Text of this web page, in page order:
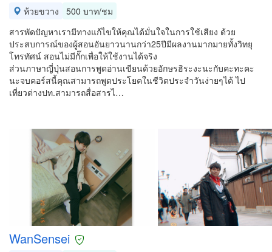
ห้วยขวาง
500 บาท/ชม
สารพัดปัญหาเรามีทางแก้ไขให้คุณได้มั่นใจในการใช้เสียง ด้วย
ประสบการณ์ของผู้สอนอันยาวนานกว่า25ปีมีผลงานมากมายทั้งวิทยุ
โทรทัศน์ สอนไม่มีกั๊กเพื่อให้ใช้งานได้จริง
ส่วนภาษาญี่ปุ่นสอนการพูดอ่านเขียนด้วยอักษรฮิระงะนะกับคะทะคะ
นะจบคอร์สนี้คุณสามารถพูดประโยคในชีวิตประจำวันง่ายๆได้ ไป
เที่ยวต่างปท.สามารถสื่อสารไ…
WanSensei